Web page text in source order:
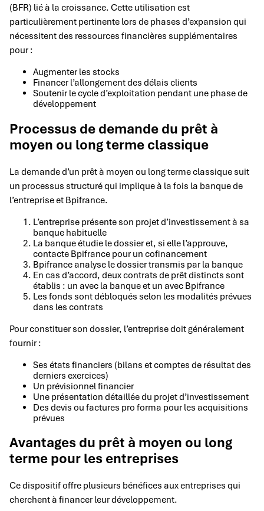
(BFR) lié à la croissance. Cette utilisation est
particulièrement pertinente lors de phases d’expansion qui
nécessitent des ressources financières supplémentaires
pour :
Augmenter les stocks
Financer l’allongement des délais clients
Soutenir le cycle d’exploitation pendant une phase de
développement
Processus de demande du prêt à
moyen ou long terme classique
La demande d’un prêt à moyen ou long terme classique suit
un processus structuré qui implique à la fois la banque de
l’entreprise et Bpifrance.
L’entreprise présente son projet d’investissement à sa
banque habituelle
La banque étudie le dossier et, si elle l’approuve,
contacte Bpifrance pour un cofinancement
Bpifrance analyse le dossier transmis par la banque
En cas d’accord, deux contrats de prêt distincts sont
établis : un avec la banque et un avec Bpifrance
Les fonds sont débloqués selon les modalités prévues
dans les contrats
Pour constituer son dossier, l’entreprise doit généralement
fournir :
Ses états financiers (bilans et comptes de résultat des
derniers exercices)
Un prévisionnel financier
Une présentation détaillée du projet d’investissement
Des devis ou factures pro forma pour les acquisitions
prévues
Avantages du prêt à moyen ou long
terme pour les entreprises
Ce dispositif offre plusieurs bénéfices aux entreprises qui
cherchent à financer leur développement.